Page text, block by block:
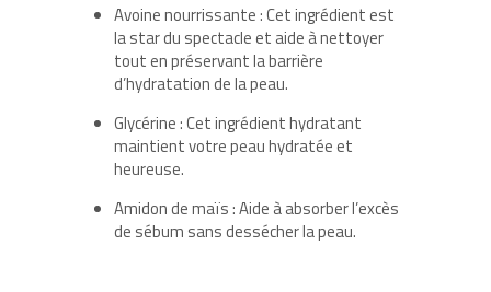
Avoine nourrissante : Cet ingrédient est
la star du spectacle et aide à nettoyer
tout en préservant la barrière
d’hydratation de la peau.
Glycérine : Cet ingrédient hydratant
maintient votre peau hydratée et
heureuse.
Amidon de maïs : Aide à absorber l’excès
de sébum sans dessécher la peau.